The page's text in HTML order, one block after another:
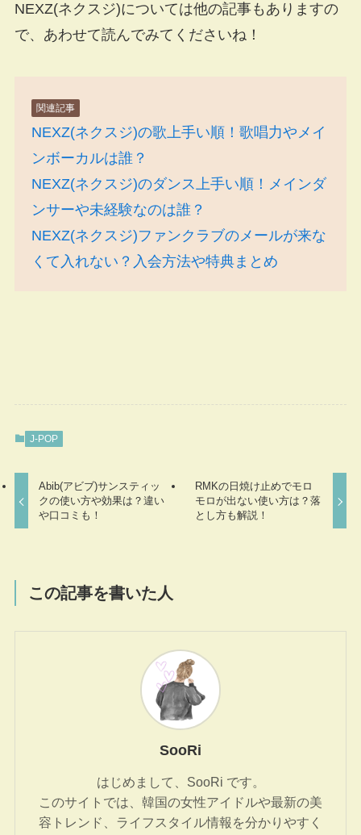
NEXZ(ネクスジ)については他の記事もありますの
で、あわせて読んでみてくださいね！
関連記事
NEXZ(ネクスジ)の歌上手い順！歌唱力やメイ
ンボーカルは誰？
NEXZ(ネクスジ)のダンス上手い順！メインダ
ンサーや未経験なのは誰？
NEXZ(ネクスジ)ファンクラブのメールが来な
くて入れない？入会方法や特典まとめ
J-POP
Abib(アビブ)サンスティッ
クの使い方や効果は？違い
や口コミも！
RMKの日焼け止めでモロ
モロが出ない使い方は？落
とし方も解説！
この記事を書いた人
SooRi
はじめまして、SooRi です。
このサイトでは、韓国の女性アイドルや最新の美
容トレンド、ライフスタイル情報を分かりやすく